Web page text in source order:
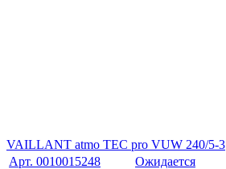
VAILLANT atmo TEC pro VUW 240/5-3
Арт. 0010015248
Ожидается